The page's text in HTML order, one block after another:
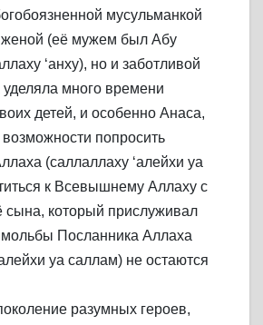
мусульманкой
женой (её мужем был Абу
‘анху), но и заботливой
много времени
детей, и особенно Анаса,
возможности попросить
(саллаллаху ‘алейхи уа
к Всевышнему Аллаху с
сына, который прислуживал
мольбы Посланника Аллаха
уа саллам) не остаются
разумных героев,